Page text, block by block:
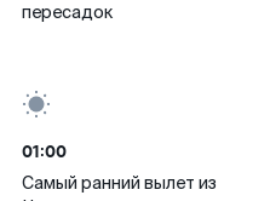
пересадок
01:00
Самый ранний вылет из